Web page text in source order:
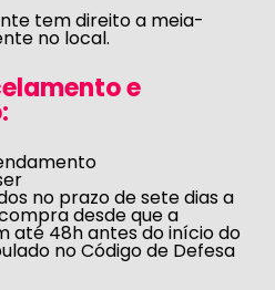
tem direito a meia-
no local.
e
no prazo de sete dias a
desde que a
até 48h antes do início do
noCódigo de Defesa